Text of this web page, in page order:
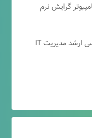
گرایش نرم
_مقطع کارشناسی ارشد: کارشناسی ارشد مدیریت IT